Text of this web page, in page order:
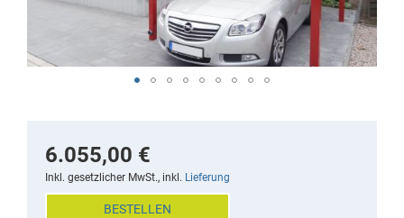
images
6.055,00 €
Inkl. gesetzlicher MwSt., inkl. Lieferung
BESTELLEN